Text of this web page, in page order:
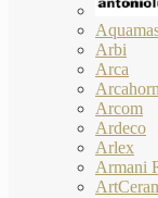
Arbi
Arca
Arcahorn
Arcom
Ardeco
Arlex
Armani